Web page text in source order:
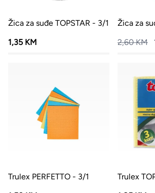
Žica za suđe TOPSTAR - 3/1
1,35 KM
Žica za
2,60 KM
Trulex PERFETTO - 3/1
Trulex